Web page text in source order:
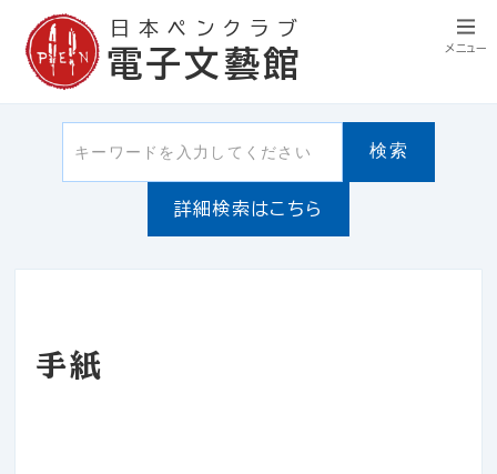
日本ペンクラブ
電子文藝館
検索
詳細検索はこちら
手紙
メニュー